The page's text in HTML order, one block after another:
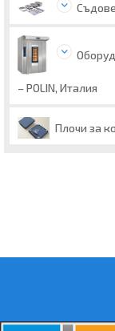
– POLIN, Италия
Плочи за